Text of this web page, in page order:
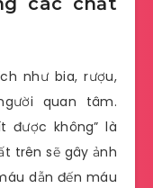
như bia, rượu,
quan tâm.
được không” là
trên sẽ gây ảnh
dẫn đến máu